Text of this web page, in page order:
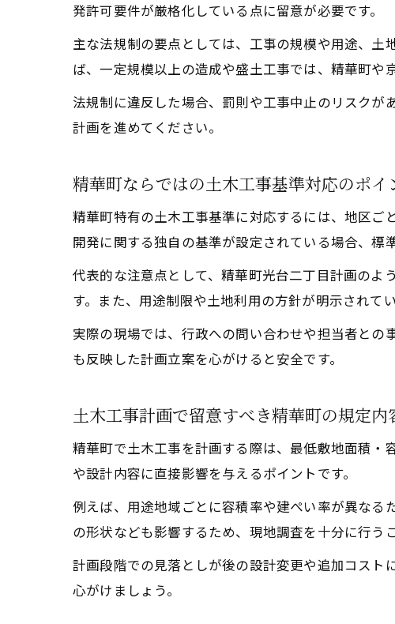
発許可要件が厳格化している点に留意が必要です。
主な法規制の要点としては、工事の規模や用途、
ば、一定規模以上の造成や盛土工事では、精華町や
法規制に違反した場合、罰則や工事中止のリスク
計画を進めてください。
精華町ならではの土木工事基準対応のポイ
精華町特有の土木工事基準に対応するには、地区
開発に関する独自の基準が設定されている場合、標
代表的な注意点として、精華町光台二丁目計画のよ
す。また、用途制限や土地利用の方針が明示されて
実際の現場では、行政への問い合わせや担当者と
も反映した計画立案を心がけると安全です。
土木工事計画で留意すべき精華町の規定内
精華町で土木工事を計画する際は、最低敷地面積
や設計内容に直接影響を与えるポイントです。
例えば、用途地域ごとに容積率や建ぺい率が異な
の形状なども影響するため、現地調査を十分に行う
計画段階での見落としが後の設計変更や追加コス
心がけましょう。